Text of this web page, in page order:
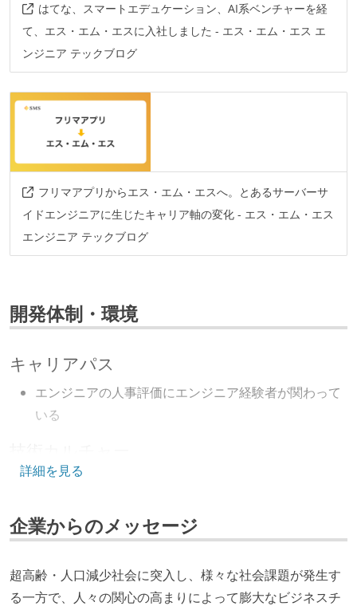
はてな、スマートエデュケーション、AI系ベンチャーを経
て、エス・エム・エスに入社しました - エス・エム・エス エ
ンジニア テックブログ
フリマアプリからエス・エム・エスへ。とあるサーバーサ
イドエンジニアに生じたキャリア軸の変化 - エス・エム・エス
エンジニア テックブログ
開発体制・環境
キャリアパス
エンジニアの人事評価にエンジニア経験者が関わって
いる
CTO またはそれに準じる、技術やワークフローの標準
取締役（社内）または執行役員として、エンジニアリ
ング部門の人間が経営に参加している
経営トップがエンジニア出身、または現役のエンジニ
アである
詳細を見る
企業からのメッセージ
超高齢・人口減少社会に突入し、様々な社会課題が発生す
る一方で、人々の関心の高まりによって膨大なビジネスチ